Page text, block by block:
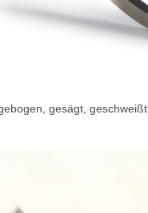
gesägt, geschweißt